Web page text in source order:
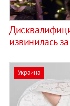
извинилась
Украина